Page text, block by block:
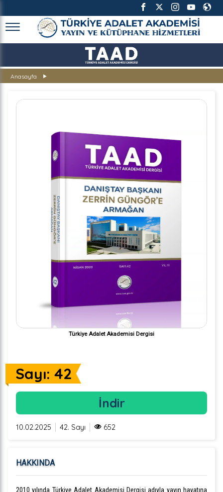
TÜRKİYE ADALET
Anasayfa
Türkiye Adalet Akademisi Dergisi
Sayı: 42
İndir
10.02.2025 42. Sayı 652
HAKKINDA
2010 yılında Türkiye Adalet Akademisi Dergisi adıyla yayın hayatına